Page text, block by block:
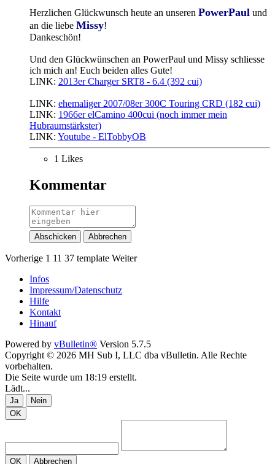
Herzlichen Glückwunsch heute an unseren PowerPaul und
an die liebe Missy!
Dankeschön!
Und den Glückwünschen an PowerPaul und Missy schliesse
ich mich an! Euch beiden alles Gute!
LINK: 2013er Charger SRT8 - 6.4 (392 cui)
LINK: ehemaliger 2007/08er 300C Touring CRD (182 cui)
LINK: 1966er elCamino 400cui (noch immer mein
Hubraumstärkster)
LINK: Youtube - ElTobbyOB
1 Likes
Kommentar
Abschicken Abbrechen
Vorherige 1 11 37 template Weiter
Infos
Impressum/Datenschutz
Hilfe
Kontakt
Hinauf
Powered by vBulletin® Version 5.7.5
Copyright © 2026 MH Sub I, LLC dba vBulletin. Alle Rechte
vorbehalten.
Die Seite wurde um 18:19 erstellt.
Lädt...
Ja
Nein
OK
OK Abbrechen